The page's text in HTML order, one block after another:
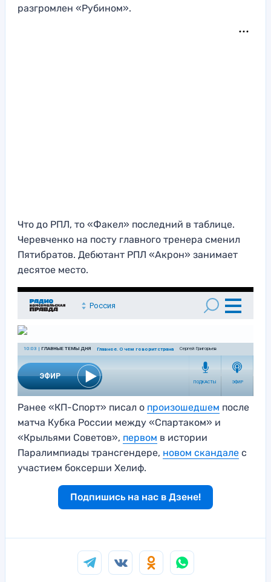
разгромлен «Рубином».
Что до РПЛ, то «Факел» последний в таблице.
Черевченко на посту главного тренера сменил
Пятибратов. Дебютант РПЛ «Акрон» занимает
десятое место.
Ранее «КП-Спорт» писал о произошедшем после
матча Кубка России между «Спартаком» и
«Крыльями Советов», первом в истории
Паралимпиады трансгендере, новом скандале с
участием боксерши Хелиф.
Подпишись на нас в Дзене!